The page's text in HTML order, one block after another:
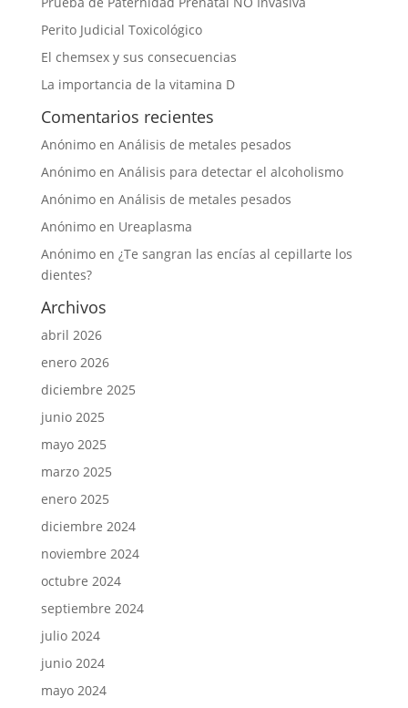
Perito Judicial Toxicológico
El chemsex y sus consecuencias
La importancia de la vitamina D
Comentarios recientes
Anónimoen Análisis de metales pesados
Anónimoen Análisis para detectar el alcoholismo
Anónimoen Análisis de metales pesados
Anónimoen Ureaplasma
Anónimoen ¿Te sangran las encías al cepillarte los
dientes?
Archivos
abril 2026
enero 2026
diciembre 2025
junio 2025
mayo 2025
marzo 2025
enero 2025
diciembre 2024
noviembre 2024
octubre 2024
septiembre 2024
julio 2024
junio 2024
mayo 2024